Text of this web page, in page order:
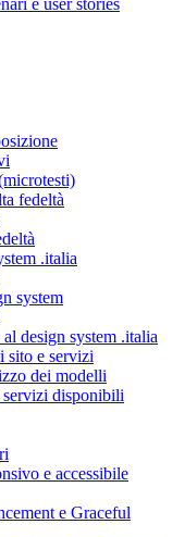
e user stories
fedeltà
.italia
system
design system .italia
sito e servizi
dei modelli
disponibili
e accessibile
e Graceful